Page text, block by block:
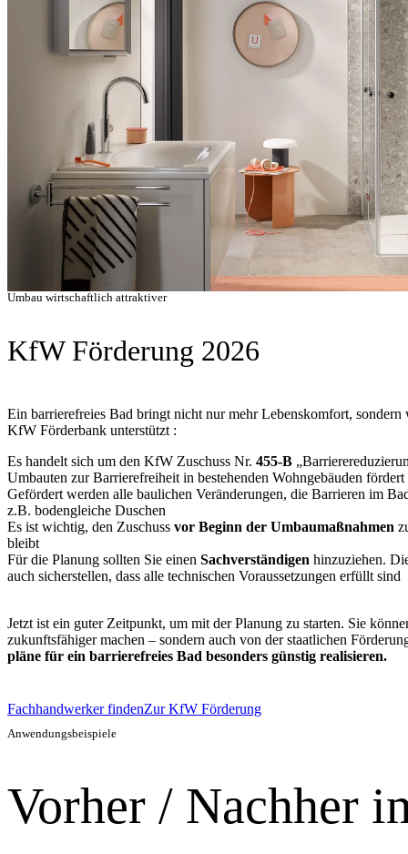
Umbau wirtschaftlich attraktiver
KfW Förderung 2026
Ein barrierefreies Bad bringt nicht nur mehr Lebenskomfort,
KfW Förderbank unterstützt :
Es handelt sich um den KfW Zuschuss Nr. 455-B
Umbauten zur Barrierefreiheit in bestehenden Wohngebäuden fördert
Gefördert werden alle baulichen Veränderungen, die Barrieren im
z.B. bodengleiche Duschen
Es ist wichtig, den Zuschuss vor Beginn der Umbaumaßnahmen
bleibt
Für die Planung sollten Sie einen Sach­verständigen hinzuziehen.
auch sicherstellen, dass alle technischen Voraussetzungen erfüllt sind
Jetzt ist ein guter Zeitpunkt, um mit der Planung zu starten. Sie
zukunftsfähiger machen – sondern auch von der staatlichen
pläne für ein barriere­freies Bad besonders günstig realisieren.
Fachhandwerker findenZur KfW Förderung
Anwendungsbeispiele
Vorher / Nachher